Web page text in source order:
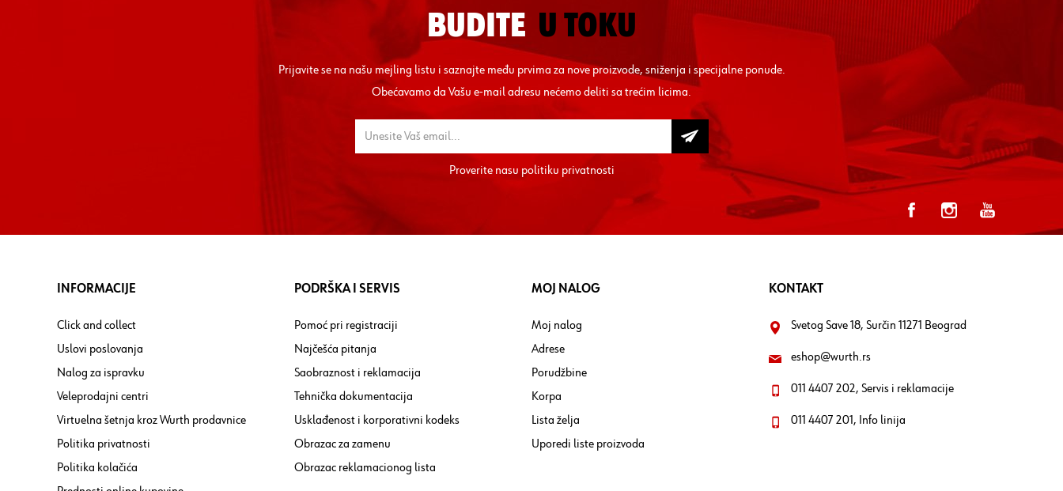
BUDITE U TOKU
Prijavite se na našu mejling listu i saznajte među prvima za nove proizvode, sniženja i specijalne ponude.
Obećavamo da Vašu e-mail adresu nećemo deliti sa trećim licima.
Proverite nasupolitiku privatnosti
INFORMACIJE
Click and collect
Uslovi poslovanja
Nalog za ispravku
Veleprodajni centri
Virtuelna šetnja kroz Wurth prodavnice
Politika privatnosti
Politika kolačića
PODRŠKA I SERVIS
Pomoć pri registraciji
Najčešća pitanja
Saobraznost i reklamacija
Tehnička dokumentacija
Usklađenost i korporativni kodeks
Obrazac za zamenu
Obrazac reklamacionog lista
MOJ NALOG
Moj nalog
Adrese
Porudžbine
Korpa
Lista želja
Uporedi liste proizvoda
KONTAKT
Svetog Save 18, Surčin 11271 Beograd
eshop@wurth.rs
011 4407 202, Servis i reklamacije
011 4407 201, Info linija